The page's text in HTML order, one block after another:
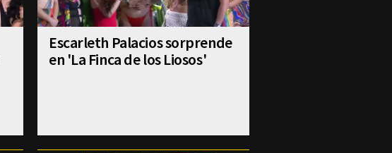
Escarleth Palacios sorprende
en 'La Finca de los Liosos'